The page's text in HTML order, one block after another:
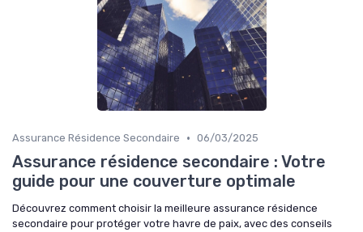
Assurance Résidence Secondaire • 06/03/2025
Assurance résidence secondaire : Votre
guide pour une couverture optimale
Découvrez comment choisir la meilleure assurance résidence
secondaire pour protéger votre havre de paix, avec des conseils